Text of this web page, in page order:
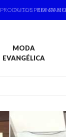
PRODUTOS PRONTA
MODA
EVANGÉLICA